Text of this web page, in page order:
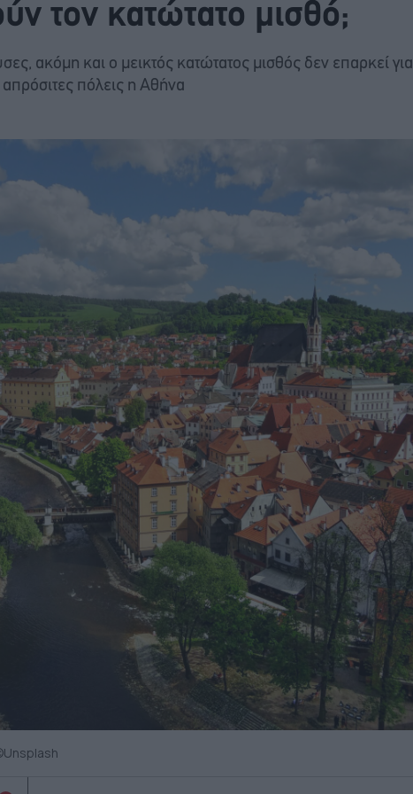
τον κατώτατο μισθό;
ακόμη και ο μεικτός κατώτατος μισθός δεν επαρκεί για
πόλεις η Αθήνα